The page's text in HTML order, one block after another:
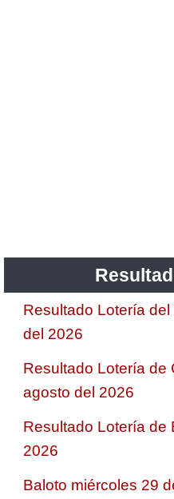
Sinuano Día
Sinuano Noche
Resultado Lotería
del 2026
Resultado Lotería de
agosto del 2026
Resultado Lotería de
2026
Baloto miércoles 29